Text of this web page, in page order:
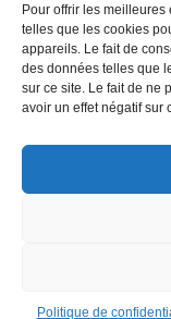
Pour offrir les
telles que les cookies
appareils. Le fait de
des données telles que
sur ce site. Le fait de ne
avoir un effet négatif sur
Politique de